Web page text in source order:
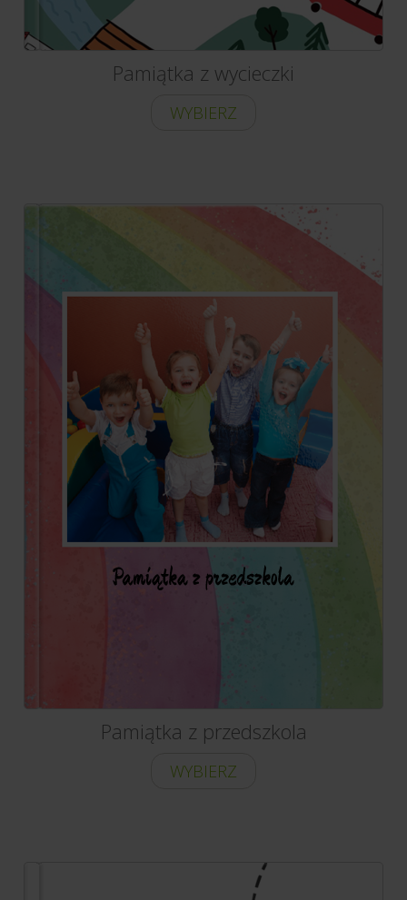
Pamiątka z wycieczki
WYBIERZ
Pamiątka z przedszkola
WYBIERZ